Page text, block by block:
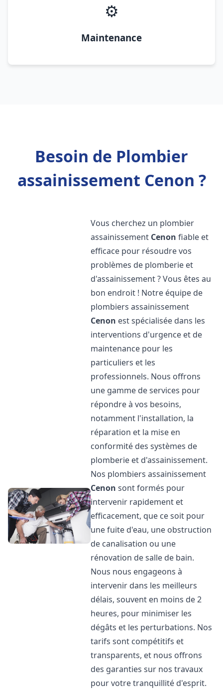
⚙️
Maintenance
Besoin de Plombier
assainissement Cenon ?
Vous cherchez un plombier
assainissement Cenon fiable et
efficace pour résoudre vos
problèmes de plomberie et
d'assainissement ? Vous êtes au
bon endroit ! Notre équipe de
plombiers assainissement
Cenon est spécialisée dans les
interventions d'urgence et de
maintenance pour les
particuliers et les
professionnels. Nous offrons
une gamme de services pour
répondre à vos besoins,
notamment l'installation, la
réparation et la mise en
conformité des systèmes de
plomberie et d'assainissement.
Nos plombiers assainissement
Cenon sont formés pour
intervenir rapidement et
efficacement, que ce soit pour
une fuite d'eau, une obstruction
de canalisation ou une
rénovation de salle de bain.
Nous nous engageons à
intervenir dans les meilleurs
délais, souvent en moins de 2
heures, pour minimiser les
dégâts et les perturbations. Nos
tarifs sont compétitifs et
transparents, et nous offrons
des garanties sur nos travaux
pour votre tranquillité d'esprit.